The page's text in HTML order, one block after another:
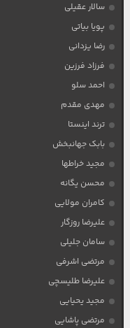
سالار عقیلی
پویا بیاتی
رضا یزدانی
فرزاد فرزین
احمد سلو
مهدی مقدم
ترند اینستا
بابک جهانبخش
مجید خراطها
محسن یگانه
کامران مولایی
علیرضا روزگار
سامان جلیلی
مرتضی اشرفی
علیرضا طلیسچی
مجید یحیایی
مرتضی پاشایی